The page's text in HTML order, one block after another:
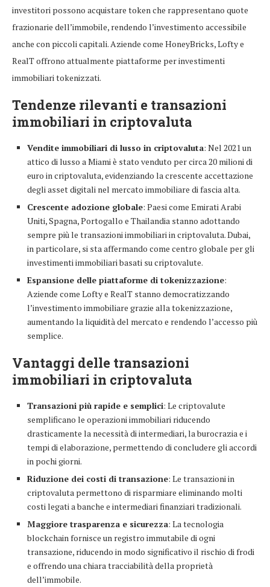
investitori possono acquistare token che rappresentano quote
frazionarie dell’immobile, rendendo l’investimento accessibile
anche con piccoli capitali. Aziende come HoneyBricks, Lofty e
RealT offrono attualmente piattaforme per investimenti
immobiliari tokenizzati.
Tendenze rilevanti e transazioni
immobiliari in criptovaluta
Vendite immobiliari di lusso in criptovaluta: Nel 2021 un
attico di lusso a Miami è stato venduto per circa 20 milioni di
euro in criptovaluta, evidenziando la crescente accettazione
degli asset digitali nel mercato immobiliare di fascia alta.
Crescente adozione globale: Paesi come Emirati Arabi
Uniti, Spagna, Portogallo e Thailandia stanno adottando
sempre più le transazioni immobiliari in criptovaluta. Dubai,
in particolare, si sta affermando come centro globale per gli
investimenti immobiliari basati su criptovalute.
Espansione delle piattaforme di tokenizzazione:
Aziende come Lofty e RealT stanno democratizzando
l’investimento immobiliare grazie alla tokenizzazione,
aumentando la liquidità del mercato e rendendo l’accesso più
semplice.
Vantaggi delle transazioni
immobiliari in criptovaluta
Transazioni più rapide e semplici: Le criptovalute
semplificano le operazioni immobiliari riducendo
drasticamente la necessità di intermediari, la burocrazia e i
tempi di elaborazione, permettendo di concludere gli accordi
in pochi giorni.
Riduzione dei costi di transazione: Le transazioni in
criptovaluta permettono di risparmiare eliminando molti
costi legati a banche e intermediari finanziari tradizionali.
Maggiore trasparenza e sicurezza: La tecnologia
blockchain fornisce un registro immutabile di ogni
transazione, riducendo in modo significativo il rischio di frodi
e offrendo una chiara tracciabilità della proprietà
dell’immobile.